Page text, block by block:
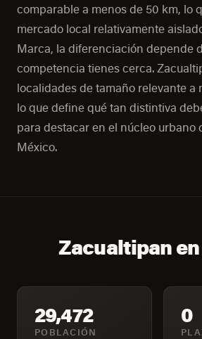
comparable a menos de 50 km, lo
mercado local relativamente
Marca, la diferenciación depende
competencia tienes cerca.
localidades de tamaño relevante a
lo que define qué tan distintiva
para destacar en el núcleo urbano
México.
Zacualtipan
29,472
POBLACIÓN
0